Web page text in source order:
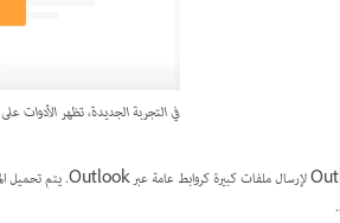
في التجربة الجديدة، تظهر الأدوات